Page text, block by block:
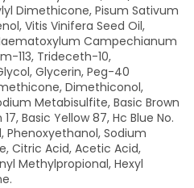
Dimethicone, Pisum Sativum
Vitis Vinifera Seed Oil,
Campechianum
113, Trideceth-10,
Glycerin, Peg-40
Dimethiconol,
Metabisulfite, Basic Brown
Basic Yellow 87, Hc Blue No.
Phenoxyethanol, Sodium
Citric Acid, Acetic Acid,
Methylpropional, Hexyl